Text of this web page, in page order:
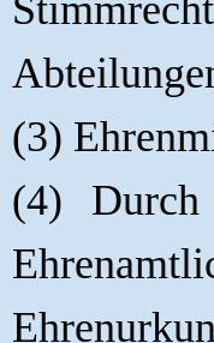
(3)
(4) Durch